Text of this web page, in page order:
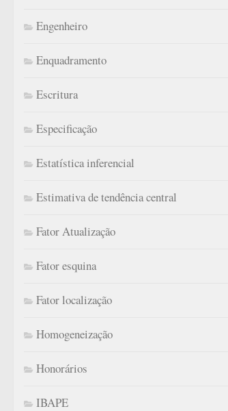
Engenheiro
Enquadramento
Escritura
Especificação
Estatística inferencial
Estimativa de tendência central
Fator Atualização
Fator esquina
Fator localização
Homogeneização
Honorários
IBAPE